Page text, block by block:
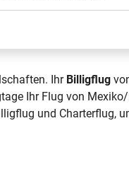
Ihr Billigflug
Ihr Flug von
und Charterflug,